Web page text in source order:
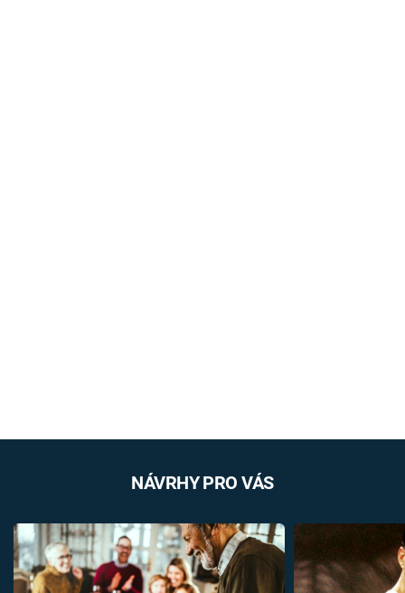
NÁVRHY PRO VÁS